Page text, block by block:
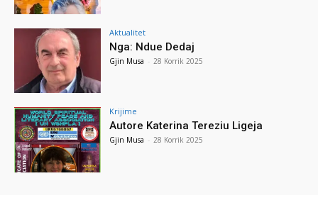
Aktualitet
Nga: Ndue Dedaj
Gjin Musa - 28 Korrik 2025
Krijime
Autore Katerina Tereziu Ligeja
Gjin Musa - 28 Korrik 2025